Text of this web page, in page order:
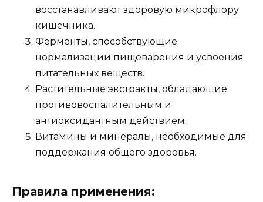
восстанавливают здоровую микрофлору
кишечника.
Ферменты, способствующие
нормализации пищеварения и усвоения
питательных веществ.
Растительные экстракты, обладающие
противовоспалительным и
антиоксидантным действием.
Витамины и минералы, необходимые для
поддержания общего здоровья.
Правила применения: